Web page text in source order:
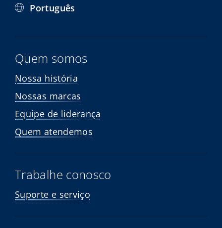
Português
Quem somos
Nossa história
Nossas marcas
Equipe de liderança
Quem atendemos
Trabalhe conosco
Suporte e serviço